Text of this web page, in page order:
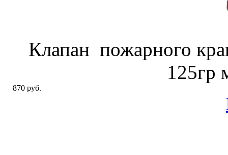
Клапан пожарного
125гр
870 руб.